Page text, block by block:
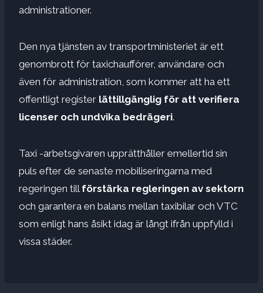
administrationer.
Den nya tjänsten av transportministeriet är ett
genombrott för taxichaufförer, användare och
även för administration, som kommer att ha ett
offentligt register lättillgänglig för att verifiera
licenser och undvika bedrägeri.
Taxi -arbetsgivaren upprätthåller emellertid sin
puls efter de senaste mobiliseringarna med
regeringen till förstärka regleringen av sektorn
och garantera en balans mellan taxibilar och VTC
som enligt hans åsikt idag är långt ifrån uppfylld i
vissa städer.